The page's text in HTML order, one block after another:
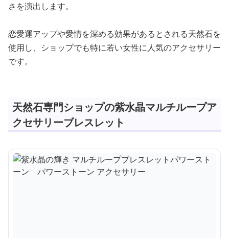
さを演出します。
恋愛運アップや愛情を深める効果があるとされる天然石を
使用し、ショップでも特に若い女性に人気のアクセサリー
です。
天然石専門ショップの紫水晶マルチループア
クセサリーブレスレット